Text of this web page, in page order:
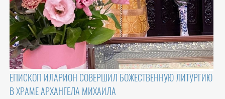
ЕПИСКОП ИЛАРИОН СОВЕРШИЛ БОЖЕСТВЕННУЮ ЛИТУРГИЮ
В ХРАМЕ АРХАНГЕЛА МИХАИЛА